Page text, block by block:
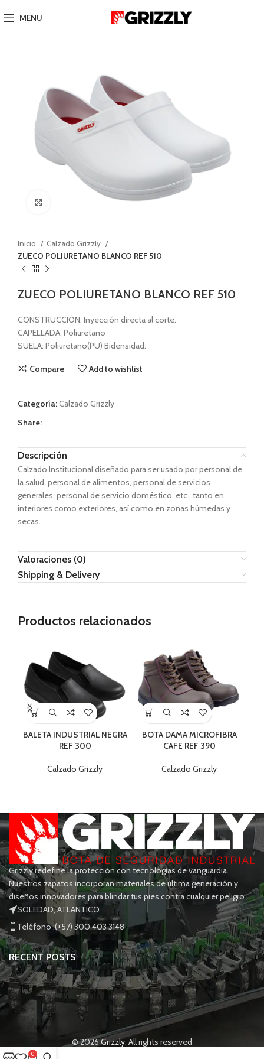
MENU
Inicio
Calzado Grizzly
ZUECO POLIURETANO BLANCO REF 510
ZUECO POLIURETANO BLANCO REF 510
CONSTRUCCIÓN: Inyección directa al corte.
CAPELLADA: Poliuretano
SUELA: Poliuretano(PU) Bidensidad.
Compare Add to wishlist
Categoría:Calzado Grizzly
Share:
Descripción
Calzado Institucional diseñado para ser usado por personal de
la salud, personal de alimentos, personal de servicios
generales, personal de servicio doméstico, etc., tanto en
interiores como exteriores, así como en zonas húmedas y
secas.
Valoraciones (0)
Shipping & Delivery
Productos relacionados
BALETA INDUSTRIAL NEGRA
REF 300
Calzado Grizzly
BOTA DAMA MICROFIBRA
CAFE REF 390
Calzado Grizzly
Grizzly redefine la protección con tecnologías de vanguardia.
Nuestros zapatos incorporan materiales de última generación y
diseños innovadores para blindar tus pies contra cualquier peligro.
SOLEDAD, ATLANTICO
Teléfono :(+57) 300 403 3148
RECENT POSTS
© 2026Grizzly. All rights reserved
0